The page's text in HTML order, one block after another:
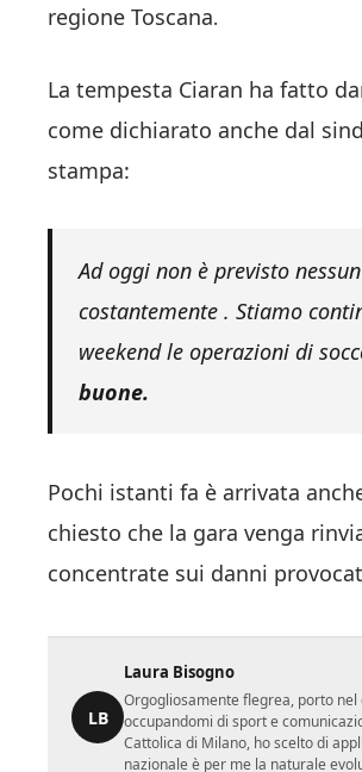
regione Toscana.
La tempesta Ciaran ha fatto
come dichiarato anche dal
stampa:
Ad oggi non è previsto
costantemente . Stiamo
weekend le operazioni di
buone.
Pochi istanti fa è arrivata
chiesto che la gara venga
concentrate sui danni
LB
Laura Bisogno
Orgogliosamente flegrea, porto
occupandomi di sport e
Cattolica di Milano, ho scelto di
nazionale è per me la naturale